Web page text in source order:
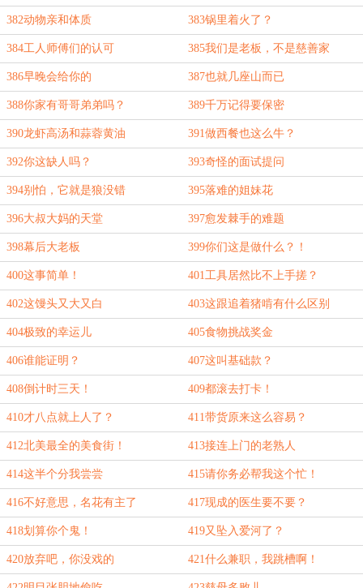
382动物亲和体质 383锅里着火了？
384工人师傅们的认可 385我们是老板，不是慈善家
386早晚会给你的 387也就几座山而已
388你家有哥哥弟弟吗？ 389千万记得要保密
390龙虾高汤和蒜蓉黄油 391做西餐也这么牛？
392你这缺人吗？ 393奇怪的面试提问
394别怕，它就是狼没错 395落难的姐妹花
396大叔大妈的天堂 397愈发棘手的难题
398幕后大老板 399你们这是做什么？！
400这事简单！ 401工具居然比不上手搓？
402这馒头又大又白 403这跟追着猪啃有什么区别
404极致的幸运儿 405食物挑战奖金
406谁能证明？ 407这叫基础款？
408倒计时三天！ 409都滚去打卡！
410才八点就上人了？ 411带货原来这么容易？
412北美最全的美食街！ 413接连上门的老熟人
414这半个分我尝尝 415请你务必帮我这个忙！
416不好意思，名花有主了 417现成的医生要不要？
418划算你个鬼！ 419又坠入爱河了？
420放弃吧，你没戏的 421什么兼职，我跳槽啊！